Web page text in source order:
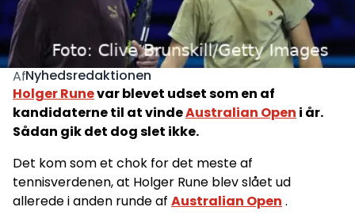
AfNyhedsredaktionen
Holger Runevar blevet udset som en af
kandidaterne til at vindeAustralian Open i år.
Sådan gik det dog slet ikke.
Det kom som et chok for det meste af
tennisverdenen, at Holger Rune blev slået ud
allerede i anden runde af Australian Open .